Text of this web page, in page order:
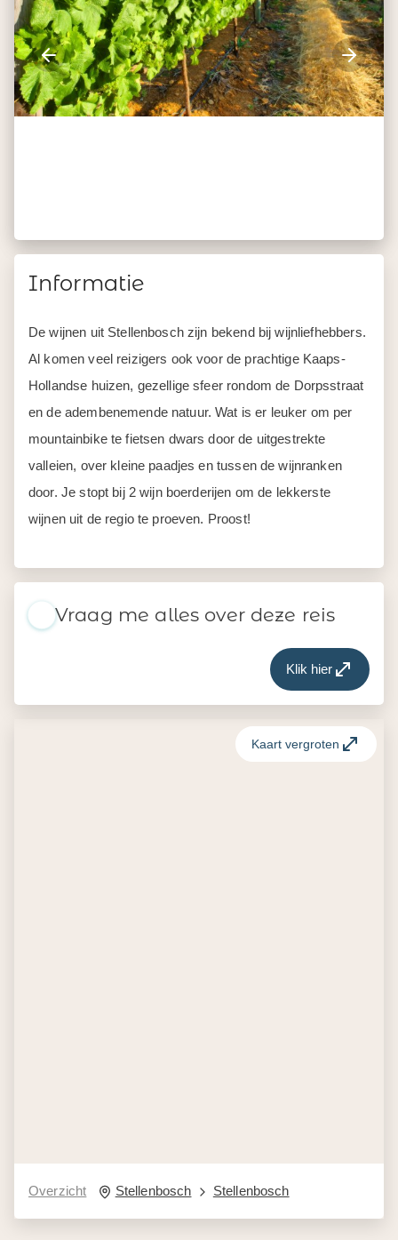
Informatie
De wijnen uit Stellenbosch zijn bekend bij wijnliefhebbers.
Al komen veel reizigers ook voor de prachtige Kaaps-
Hollandse huizen, gezellige sfeer rondom de Dorpsstraat
en de adembenemende natuur. Wat is er leuker om per
mountainbike te fietsen dwars door de uitgestrekte
valleien, over kleine paadjes en tussen de wijnranken
door. Je stopt bij 2 wijn boerderijen om de lekkerste
wijnen uit de regio te proeven. Proost!
Vraag me alles over deze reis
Klik hier
Overzicht Stellenbosch Stellenbosch
Kaart vergroten